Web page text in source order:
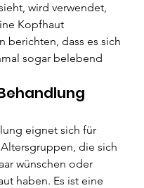
wird verwendet,
Kopfhaut
berichten, dass es sich
sogar belebend
eignet sich für
die sich
wünschen oder
haben. Es ist eine